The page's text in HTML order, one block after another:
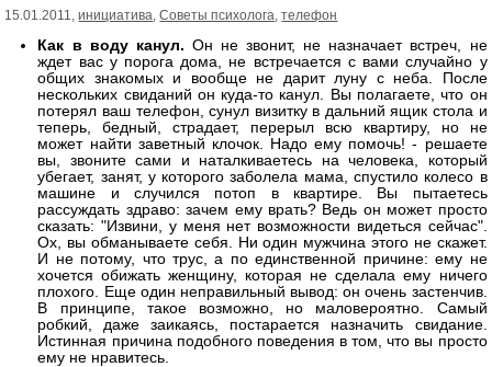
15.01.2011,инициатива,Советы психолога,телефон
Как в воду канул. Он не звонит, не назначает встреч, не
ждет вас у порога дома, не встречается с вами случайно у
общих знакомых и вообще не дарит луну с неба. После
нескольких свиданий он куда-то канул. Вы полагаете, что он
потерял ваш телефон, сунул визитку в дальний ящик стола и
теперь, бедный, страдает, перерыл всю квартиру, но не
может найти заветный клочок. Надо ему помочь! - решаете
вы, звоните сами и наталкиваетесь на человека, который
убегает, занят, у которого заболела мама, спустило колесо в
машине и случился потоп в квартире. Вы пытаетесь
рассуждать здраво: зачем ему врать? Ведь он может просто
сказать: "Извини, у меня нет возможности видеться сейчас".
Ох, вы обманываете себя. Ни один мужчина этого не скажет.
И не потому, что трус, а по единственной причине: ему не
хочется обижать женщину, которая не сделала ему ничего
плохого. Еще один неправильный вывод: он очень застенчив.
В принципе, такое возможно, но маловероятно. Самый
робкий, даже заикаясь, постарается назначить свидание.
Истинная причина подобного поведения в том, что вы просто
ему не нравитесь.